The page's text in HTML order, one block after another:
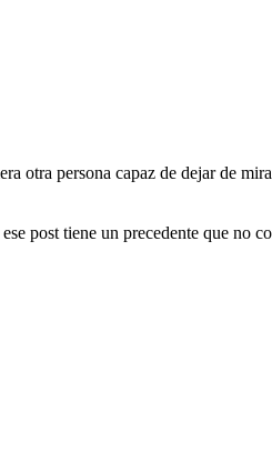
otra persona capaz de dejar de
post tiene un precedente que no